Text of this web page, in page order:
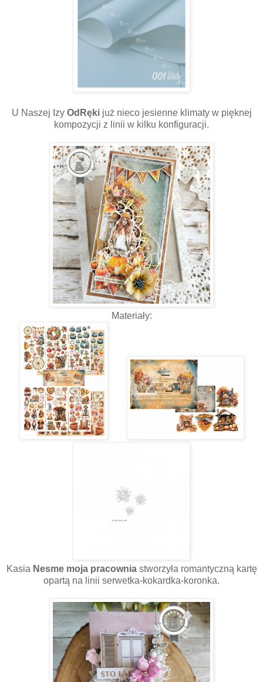
U Naszej Izy OdRękijuż nieco jesienne klimaty w pięknej
kompozycji z linii w kilku konfiguracji.
Materiały:
Kasia Nesme moja pracowniastworzyła romantyczną kartę
opartą na linii serwetka-kokardka-koronka.